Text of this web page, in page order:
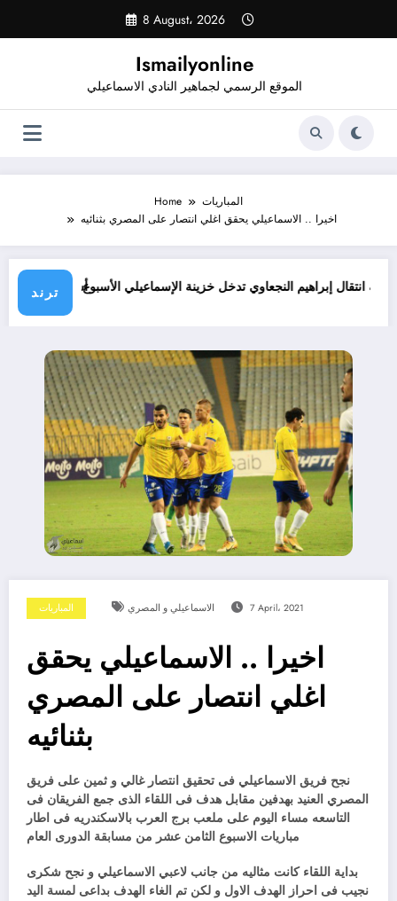
content
8 August، 2026
Ismailyonline
الموقع الرسمي لجماهير النادي الاسماعيلي
Home
المباريات
اخيرا .. الاسماعيلي يحقق اغلي انتصار على المصري بثنائيه
ترندأشرفقيمة انتقال إبراهيم النجعاوي تدخل خزينة الإسماعيلي الأسبوع
المباريات الاسماعيلي و المصري 7 April، 2021
اخيرا .. الاسماعيلي يحقق
اغلي انتصار على المصري
بثنائيه
نجح فريق الاسماعيلي فى تحقيق انتصار غالي و ثمين على فريق
المصري العنيد بهدفين مقابل هدف فى اللقاء الذى جمع الفريقان فى
التاسعه مساء اليوم على ملعب برج العرب بالاسكندريه فى اطار
مباريات الاسبوع الثامن عشر من مسابقة الدورى العام
بداية اللقاء كانت مثاليه من جانب لاعبي الاسماعيلي و نجح شكرى
نجيب فى احراز الهدف الاول و لكن تم الغاء الهدف بداعى لمسة اليد